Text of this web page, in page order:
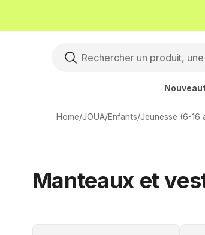
Home/JOUA/Enfants/Jeunesse (6-16
Manteaux et